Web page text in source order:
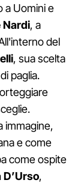
a Uomini e
Nardi, a
del
, sua scelta
paglia.
immagine,
e come
come ospite
,